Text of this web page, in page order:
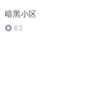
暗黑小区
63